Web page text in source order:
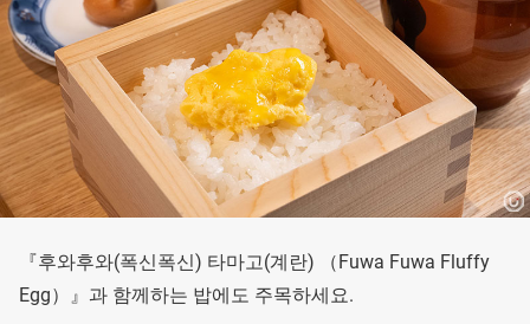
『후와후와(폭신폭신) 타마고(계란) （Fuwa Fuwa Fluffy
Egg）』과 함께하는 밥에도 주목하세요.